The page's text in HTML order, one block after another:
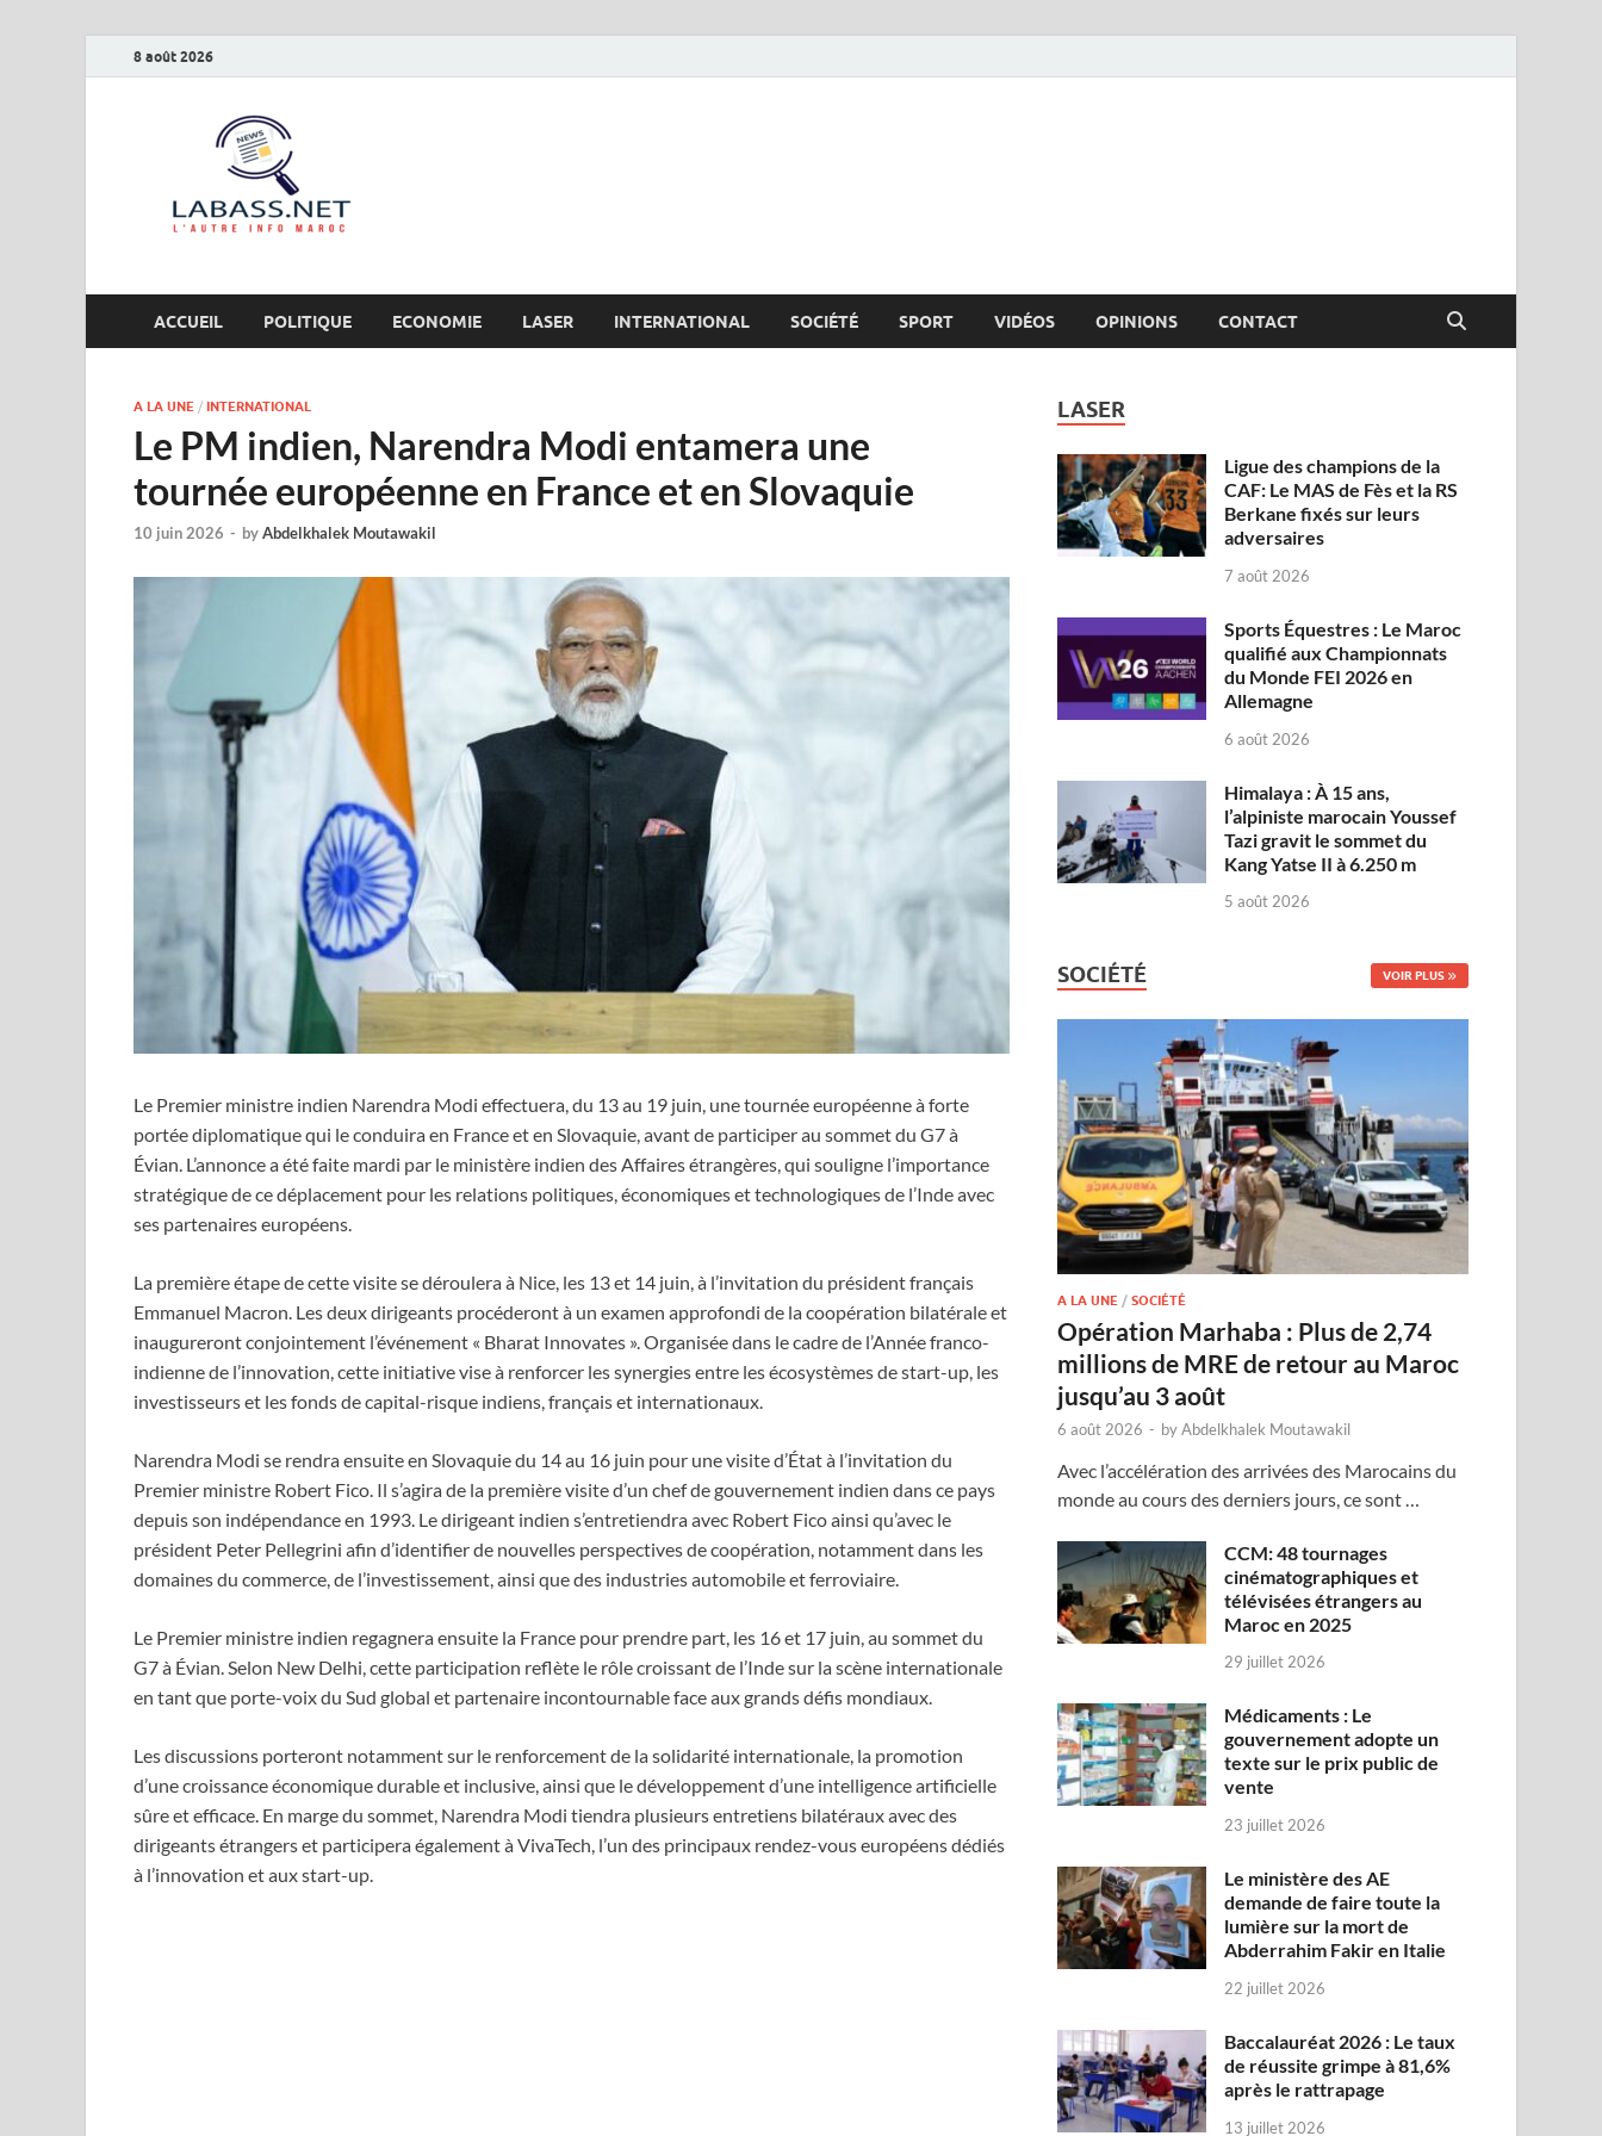
8 août 2026
ACCUEIL POLITIQUE ECONOMIE LASER INTERNATIONAL SOCIÉTÉ SPORT VIDÉOS OPINIONS CONTACT
A LA UNE / INTERNATIONAL
Le PM indien, Narendra Modi entamera une
tournée européenne en France et en Slovaquie
10 juin 2026 - byAbdelkhalek Moutawakil
Le Premier ministre indien Narendra Modi effectuera, du 13 au 19 juin, une tournée européenne à forte
portée diplomatique qui le conduira en France et en Slovaquie, avant de participer au sommet du G7 à
Évian. L’annonce a été faite mardi par le ministère indien des Affaires étrangères, qui souligne l’importance
stratégique de ce déplacement pour les relations politiques, économiques et technologiques de l’Inde avec
ses partenaires européens.
La première étape de cette visite se déroulera à Nice, les 13 et 14 juin, à l’invitation du président français
Emmanuel Macron. Les deux dirigeants procéderont à un examen approfondi de la coopération bilatérale et
inaugureront conjointement l’événement « Bharat Innovates ». Organisée dans le cadre de l’Année franco-
indienne de l’innovation, cette initiative vise à renforcer les synergies entre les écosystèmes de start-up, les
investisseurs et les fonds de capital-risque indiens, français et internationaux.
Narendra Modi se rendra ensuite en Slovaquie du 14 au 16 juin pour une visite d’État à l’invitation du
Premier ministre Robert Fico. Il s’agira de la première visite d’un chef de gouvernement indien dans ce pays
depuis son indépendance en 1993. Le dirigeant indien s’entretiendra avec Robert Fico ainsi qu’avec le
président Peter Pellegrini afin d’identifier de nouvelles perspectives de coopération, notamment dans les
domaines du commerce, de l’investissement, ainsi que des industries automobile et ferroviaire.
Le Premier ministre indien regagnera ensuite la France pour prendre part, les 16 et 17 juin, au sommet du
G7 à Évian. Selon New Delhi, cette participation reflète le rôle croissant de l’Inde sur la scène internationale
en tant que porte-voix du Sud global et partenaire incontournable face aux grands défis mondiaux.
Les discussions porteront notamment sur le renforcement de la solidarité internationale, la promotion
d’une croissance économique durable et inclusive, ainsi que le développement d’une intelligence artificielle
sûre et efficace. En marge du sommet, Narendra Modi tiendra plusieurs entretiens bilatéraux avec des
dirigeants étrangers et participera également à VivaTech, l’un des principaux rendez-vous européens dédiés
à l’innovation et aux start-up.
LASER
Ligue des champions de la
CAF: Le MAS de Fès et la RS
Berkane fixés sur leurs
adversaires
7 août 2026
Sports Équestres : Le Maroc
qualifié aux Championnats
du Monde FEI 2026 en
Allemagne
6 août 2026
Himalaya : À 15 ans,
l’alpiniste marocain Youssef
Tazi gravit le sommet du
Kang Yatse II à 6.250 m
5 août 2026
SOCIÉTÉ VOIR PLUS
A LA UNE /SOCIÉTÉ
Opération Marhaba : Plus de 2,74
millions de MRE de retour au Maroc
jusqu’au 3 août
6 août 2026 - byAbdelkhalek Moutawakil
Avec l’accélération des arrivées des Marocains du
monde au cours des derniers jours, ce sont …
CCM: 48 tournages
cinématographiques et
télévisées étrangers au
Maroc en 2025
29 juillet 2026
Médicaments : Le
gouvernement adopte un
texte sur le prix public de
vente
23 juillet 2026
Le ministère des AE
demande de faire toute la
lumière sur la mort de
Abderrahim Fakir en Italie
22 juillet 2026
Baccalauréat 2026 : Le taux
de réussite grimpe à 81,6%
après le rattrapage
13 juillet 2026